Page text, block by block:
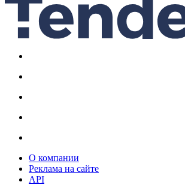
О компании
Реклама на сайте
API